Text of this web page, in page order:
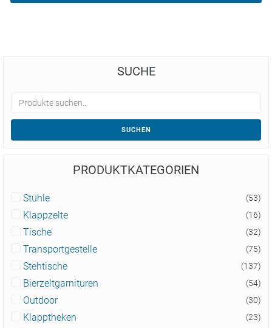
SUCHE
SUCHEN
PRODUKTKATEGORIEN
Stühle (53)
Klappzelte (16)
Tische (32)
Transportgestelle (75)
Stehtische (137)
Bierzeltgarnituren (54)
Outdoor (30)
Klapptheken (23)